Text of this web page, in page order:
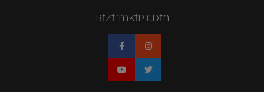
BİZİ TAKİP EDİN